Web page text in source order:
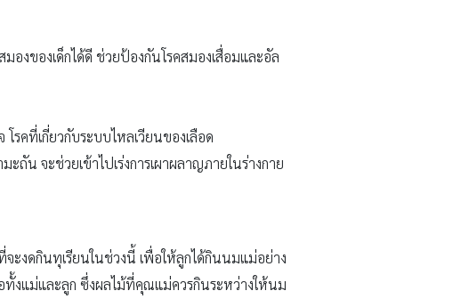
องของเด็กได้ดี ช่วยป้องกันโรคสมองเสื่อมและอัล
รคที่เกี่ยวกับระบบไหลเวียนของเลือด
ถัน จะช่วยเข้าไปเร่งการเผาผลาญภายในร่างกาย
งดกินทุเรียนในช่วงนี้ เพื่อให้ลูกได้กินนมแม่อย่าง
งแม่และลูก ซึ่งผลไม้ที่คุณแม่ควรกินระหว่างให้นม